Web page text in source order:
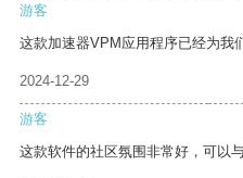
游客
这款加速器VPM应用程序已经为我
2024-12-29
游客
这款软件的社区氛围非常好，可以